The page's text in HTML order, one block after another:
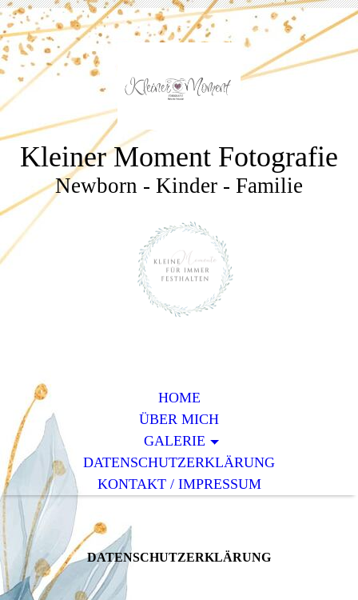
Kleiner Moment Fotografie
Newborn - Kinder - Familie
HOME
ÜBER MICH
GALERIE
DATENSCHUTZERKLÄRUNG
KONTAKT / IMPRESSUM
DATENSCHUTZERKLÄRUNG